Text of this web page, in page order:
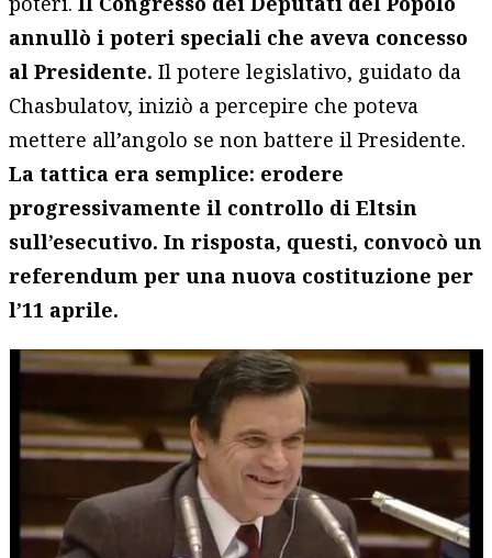
annullò i poteri speciali che aveva concesso
al Presidente. Il potere legislativo, guidato da
Chasbulatov, iniziò a percepire che poteva
mettere all’angolo se non battere il Presidente.
La tattica era semplice: erodere
progressivamente il controllo di Eltsin
sull’esecutivo. In risposta, questi, convocò un
referendum per una nuova costituzione per
l’11 aprile.